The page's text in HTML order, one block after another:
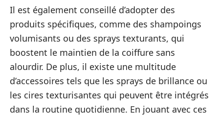
Il est également conseillé d’adopter des
produits spécifiques, comme des shampoings
volumisants ou des sprays texturants, qui
boostent le maintien de la coiffure sans
alourdir. De plus, il existe une multitude
d’accessoires tels que les sprays de brillance ou
les cires texturisantes qui peuvent être intégrés
dans la routine quotidienne. En jouant avec ces